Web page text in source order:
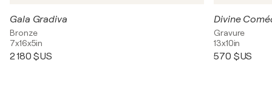
Gala Gradiva
Bronze
7x16x5in
2 180 $US
Gravure
13x10in
570 $US